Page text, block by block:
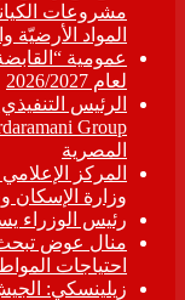
مشروعات
المواد الأرضيّة
عمومية
لعام 2026/2027
الرئيس
المصرية
المركز
وزارة الإسكان
رئيس الوزراء
منال عوض تبحث
احتياجات
زيلينسكي: